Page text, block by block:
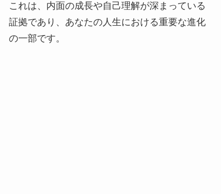
これは、内面の成長や自己理解が深まっている
証拠であり、あなたの人生における重要な進化
の一部です。